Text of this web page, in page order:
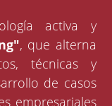
activa y
, que alterna
técnicas y
de casos
empresariales